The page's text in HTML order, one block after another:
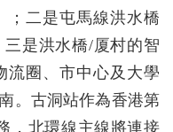
；二是屯馬線洪水橋
是洪水橋/厦村的智
流圈、市中心及大學
。古洞站作為香港第
，北環線主線將連接